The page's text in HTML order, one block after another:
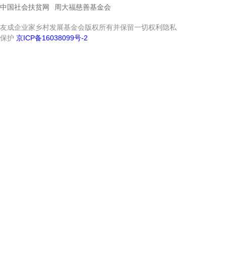
中国社会扶贫网 周大福慈善基金会
友成企业家乡村发展基金会版权所有并保留一切权利隐私
保护 京ICP备16038099号-2